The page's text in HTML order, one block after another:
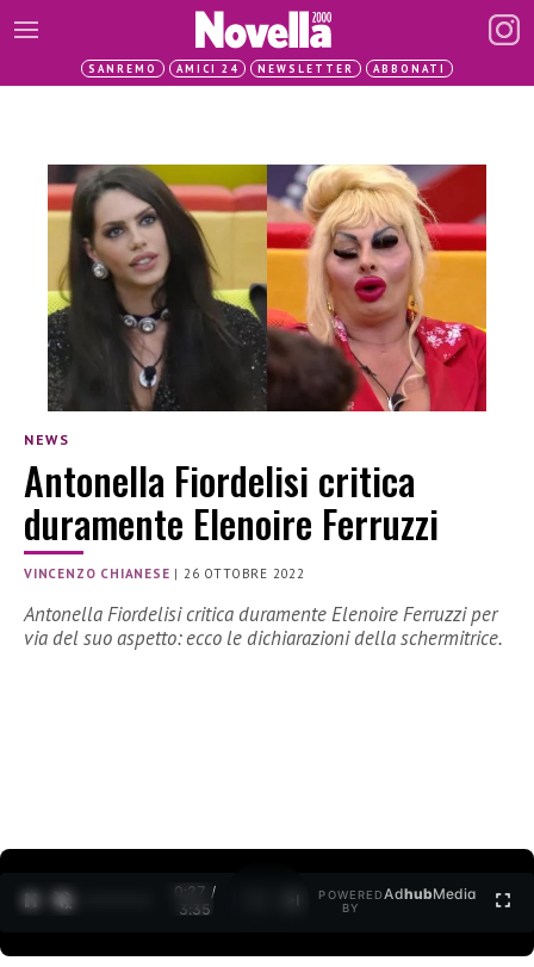
SANREMO AMICI 24 NEWSLETTER ABBONATI
NEWS
Antonella Fiordelisi critica
duramente Elenoire Ferruzzi
VINCENZO CHIANESE |26 OTTOBRE 2022
Antonella Fiordelisi critica duramente Elenoire Ferruzzi per
via del suo aspetto: ecco le dichiarazioni della schermitrice.
0:27 /
3:35
POWERED
BY
AdhubMedia